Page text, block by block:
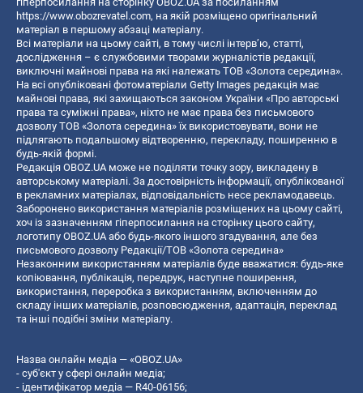
https://www.obozrevatel.com, на якій розміщено оригінальний
матеріал в першому абзаці матеріалу.
Всі матеріали на цьому сайті, в тому числі інтерв’ю, статті,
дослідження – є службовими творами журналістів редакції,
виключні майнові права на які належать ТОВ «Золота середина».
На всі опубліковані фотоматеріали Getty Images редакція має
майнові права, які захищаються законом України «Про авторські
права та суміжні права», ніхто не має права без письмового
дозволу ТОВ «Золота середина» їх використовувати, вони не
підлягають подальшому відтворенню, перекладу, поширенню в
будь-якій формі.
Редакція OBOZ.UA може не поділяти точку зору, викладену в
авторському матеріалі. За достовірність інформації, опублікованої
в рекламних матеріалах, відповідальність несе рекламодавець.
Заборонено використання матеріалів розміщених на цьому сайті,
хоч із зазначенням гіперпосилання на сторінку цього сайту,
логотипу OBOZ.UA або будь-якого іншого згадування, але без
письмового дозволу Редакції/ТОВ «Золота середина»
Незаконним використанням матеріалів буде вважатися: будь-яке
копiювання, публiкацiя, передрук, наступне поширення,
використання, переробка з використанням, включенням до
складу інших матеріалів, розповсюдження, адаптація, переклад
та інші подібні зміни матеріалу.
Назва онлайн медіа — «OBOZ.UA»
- суб'єкт у сфері онлайн медіа;
- ідентифікатор медіа — R40-06156;